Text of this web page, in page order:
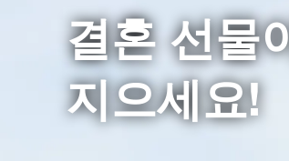
결혼 선물
지으세요!